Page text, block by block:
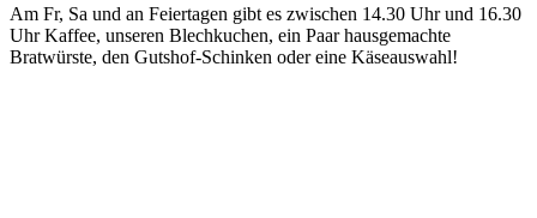
Am Fr, Sa und an Feiertagen gibt es zwischen 14.30 Uhr und 16.30
Uhr Kaffee, unseren Blechkuchen, ein Paar hausgemachte
Bratwürste, den Gutshof-Schinken oder eine Käseauswahl!